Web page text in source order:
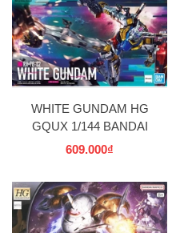
WHITE GUNDAM HG
GQUX 1/144 BANDAI
609.000₫